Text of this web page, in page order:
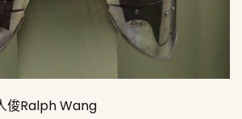
俊Ralph Wang